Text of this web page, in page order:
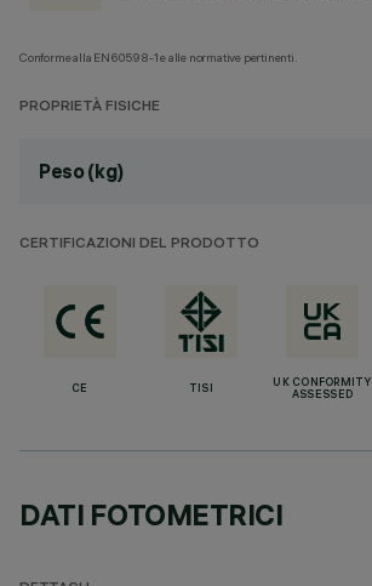
Conforme alla EN60598-1 e alle normative pertinenti.
PROPRIETÀ FISICHE
Peso (kg)
CERTIFICAZIONI DEL PRODOTTO
CE TISI
UK CONFORMITY
ASSESSED
DATI FOTOMETRICI